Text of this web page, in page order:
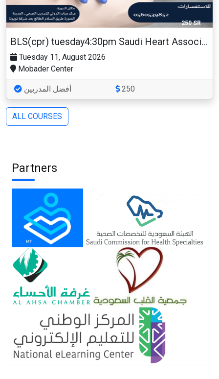
250 SR
BLS(cpr) tuesday4:30pm Saudi Heart Association
Tuesday 11, August 2026
Mobader Center
أفضل المدربين 250
ALL COURSES
Partners